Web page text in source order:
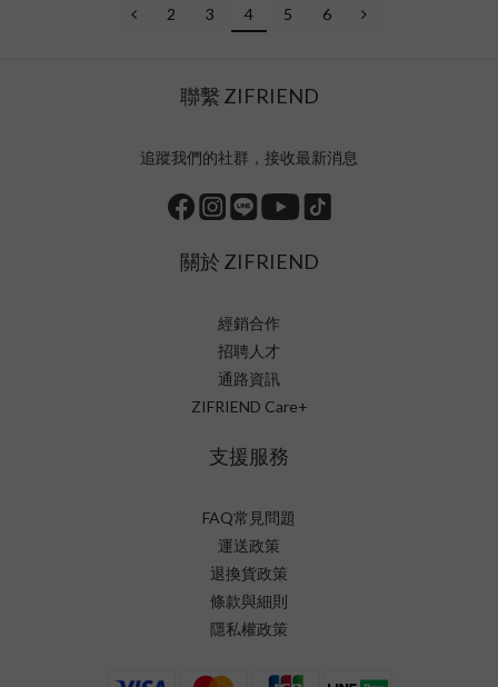
2 3 4 5 6
聯繫 ZIFRIEND
追蹤我們的社群，接收最新消息
關於 ZIFRIEND
經銷合作
招聘人才
通路資訊
ZIFRIEND Care+
支援服務
FAQ常見問題
運送政策
退換貨政策
條款與細則
隱私權政策